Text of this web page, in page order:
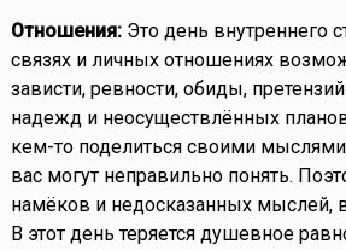
Отношения:Это день внутреннего
связях и личных отношениях
зависти, ревности, обиды,
надежд и неосуществлённых
кем-то поделиться своими
вас могут неправильно понять.
намёков и недосказанных мыслей,
В этот день теряется душевное